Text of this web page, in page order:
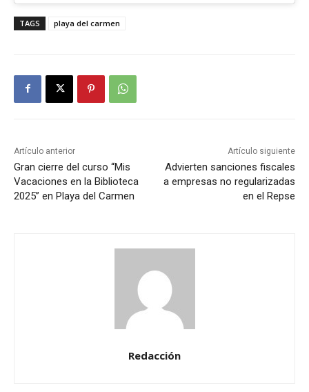
TAGS playa del carmen
Artículo anterior
Gran cierre del curso “Mis
Vacaciones en la Biblioteca
2025” en Playa del Carmen
Artículo siguiente
Advierten sanciones fiscales
a empresas no regularizadas
en el Repse
Redacción